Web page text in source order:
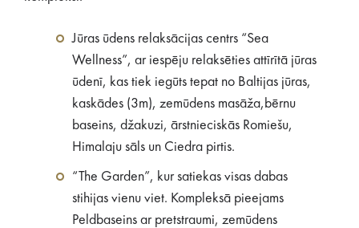
Jūras ūdens relaksācijas centrs “Sea
Wellness”, ar iespēju relaksēties attīrītā jūras
ūdenī, kas tiek iegūts tepat no Baltijas jūras,
kaskādes (3m), zemūdens masāža,bērnu
baseins, džakuzi, ārstnieciskās Romiešu,
Himalaju sāls un Ciedra pirtis.
“The Garden”, kur satiekas visas dabas
stihijas vienu viet. Kompleksā pieejams
Peldbaseins ar pretstraumi, zemūdens